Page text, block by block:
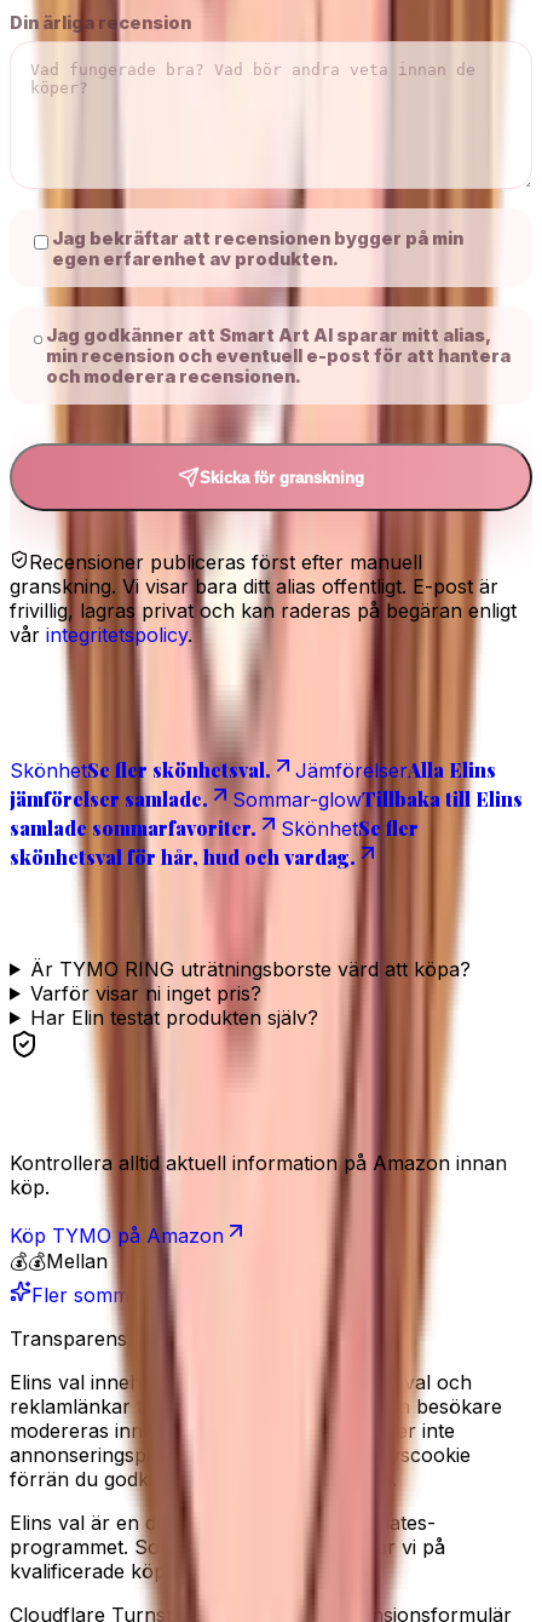
Din ärliga recension
Jag bekräftar att recensionen bygger på min
egen erfarenhet av produkten.
Jag godkänner att Smart Art AI sparar mitt alias,
min recension och eventuell e-post för att hantera
och moderera recensionen.
Skicka för granskning
Recensioner publiceras först efter manuell
granskning. Vi visar bara ditt alias offentligt. E-post är
frivillig, lagras privat och kan raderas på begäran enligt
vår integritetspolicy.
Relaterat
SkönhetSe fler skönhetsval. JämförelserAlla Elins
jämförelser samlade.
Sommar-glowTillbaka till Elins
samlade sommarfavoriter.
SkönhetSe fler
skönhetsval för hår, hud och vardag.
Vanliga frågor
Är TYMO RING uträtningsborste värd att köpa?
Varför visar ni inget pris?
Har Elin testat produkten själv?
Se produkten
Kontrollera alltid aktuell information på Amazon innan
köp.
Köp TYMO på Amazon
💰💰Mellan
Fler sommarfavoriter
Transparens
Elins val innehåller redaktionella produkturval och
reklamlänkar till Amazon. Recensioner från besökare
modereras innan de publiceras. Vi använder inte
annonseringspixlar, och sätter ingen analyscookie
förrän du godkänner det i cookiebannern.
Elins val är en deltagare i Amazon Associates-
programmet. Som Amazon-partner tjänar vi på
kvalificerade köp.
Cloudflare Turnstile kan laddas på recensionsformulär